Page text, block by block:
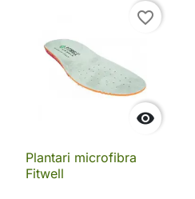

favorite_border
Plantari microfibra
Fitwell